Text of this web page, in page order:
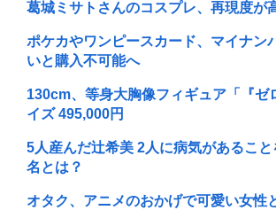
葛城ミサトさんのコスプレ、再現度が
ポケカやワンピースカード、マイナン
いと購入不可能へ
130cm、等身大胸像フィギュア「『ゼ
イズ 495,000円
5人産んだ辻希美 2人に病気があるこ
名とは？
オタク、アニメのおかげで可愛い女性